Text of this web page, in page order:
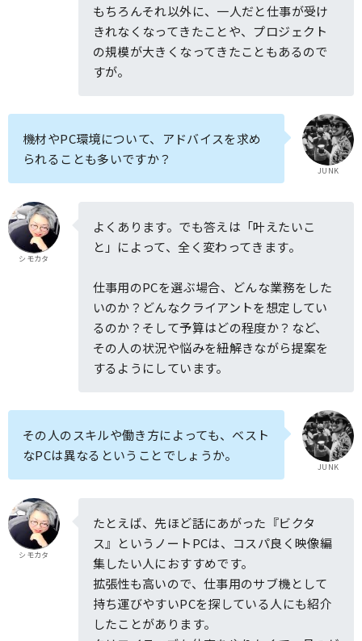
もちろんそれ以外に、一人だと仕事が受け
きれなくなってきたことや、プロジェクト
の規模が大きくなってきたこともあるので
すが。
JUNK
機材やPC環境について、アドバイスを求め
られることも多いですか？
シモカタ
よくあります。でも答えは「叶えたいこ
と」によって、全く変わってきます。
仕事用のPCを選ぶ場合、どんな業務をした
いのか？どんなクライアントを想定してい
るのか？そして予算はどの程度か？など、
その人の状況や悩みを紐解きながら提案を
するようにしています。
JUNK
その人のスキルや働き方によっても、ベスト
なPCは異なるということでしょうか。
シモカタ
たとえば、先ほど話にあがった『ビクタ
ス』というノートPCは、コスパ良く映像編
集したい人におすすめです。
拡張性も高いので、仕事用のサブ機として
持ち運びやすいPCを探している人にも紹介
したことがあります。